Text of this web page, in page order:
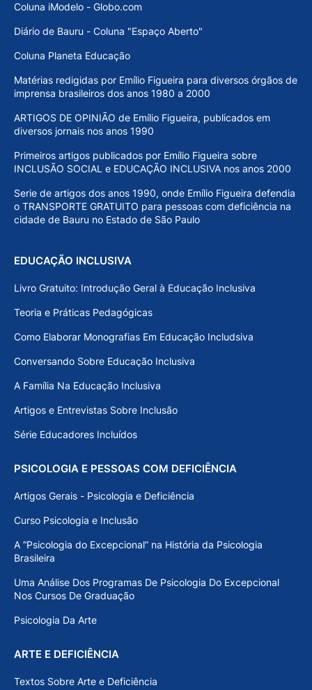
Coluna iModelo - Globo.com
Diário de Bauru - Coluna "Espaço Aberto"
Coluna Planeta Educação
Matérias redigidas por Emílio Figueira para diversos órgãos de
imprensa brasileiros dos anos 1980 a 2000
ARTIGOS DE OPINIÃO de Emílio Figueira, publicados em
diversos jornais nos anos 1990
Primeiros artigos publicados por Emílio Figueira sobre
INCLUSÃO SOCIAL e EDUCAÇÃO INCLUSIVA nos anos 2000
Serie de artigos dos anos 1990, onde Emílio Figueira defendia
o TRANSPORTE GRATUITO para pessoas com deficiência na
cidade de Bauru no Estado de São Paulo
EDUCAÇÃO INCLUSIVA
Livro Gratuito: Introdução Geral à Educação Inclusiva
Teoria e Práticas Pedagógicas
Como Elaborar Monografias Em Educação Includsiva
Conversando Sobre Educação Inclusiva
A Família Na Educação Inclusiva
Artigos e Entrevistas Sobre Inclusão
Série Educadores Incluídos
PSICOLOGIA E PESSOAS COM DEFICIÊNCIA
Artigos Gerais - Psicologia e Deficiência
Curso Psicologia e Inclusão
A “Psicologia do Excepcional” na História da Psicologia
Brasileira
Uma Análise Dos Programas De Psicologia Do Excepcional
Nos Cursos De Graduação
Psicologia Da Arte
ARTE E DEFICIÊNCIA
Textos Sobre Arte e Deficiência